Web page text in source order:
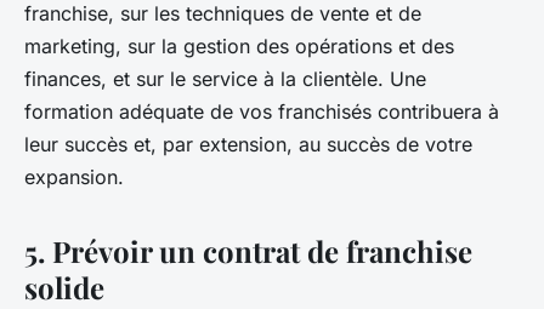
franchise, sur les techniques de vente et de
marketing, sur la gestion des opérations et des
finances, et sur le service à la clientèle. Une
formation adéquate de vos franchisés contribuera à
leur succès et, par extension, au succès de votre
expansion.
5. Prévoir un contrat de franchise
solide